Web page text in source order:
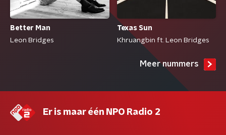
Better Man
Leon Bridges
Texas Sun
Khruangbin ft. Leon Bridges
Meer nummers
Er is maar één NPO Radio 2